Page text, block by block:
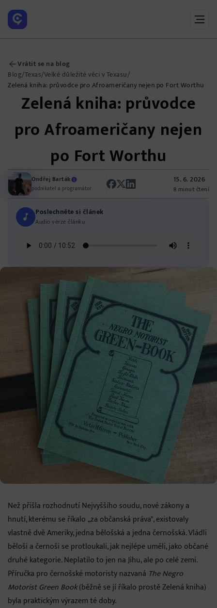
Vrátit se na blog
Blog/Texas/Velké důležité věci v Texasu/
Zelená kniha: průvodce pro Afroameričany nejen po Fort Worthu
Zelená kniha: průvodce
pro Afroameričany nejen
po Fort Worthu
Ondřej Barták
podnikatel a programátor
15. 6. 2026
8 minut čtení
Poslechněte si článek
Audio verze článku
Než přišla rozhodnutí Nejvyššího soudu, nové zákony a
hnutí, kterému se říkalo „za občanská práva", existovaly
vlastně dvě Ameriky, jedna bělošská a jedna černošská. Vládli
běloši a černoši se protloukali, jak nejlépe uměli, jako občané
druhé kategorie. Neplatilo to jen na Jihu, ale po celé zemi.
Příručka pro černošské motoristy nazvaná The Negro
Motorist Green Book(běžně se jí říkalo prostě Zelená kniha)
byla praktickým výrazem té doby.